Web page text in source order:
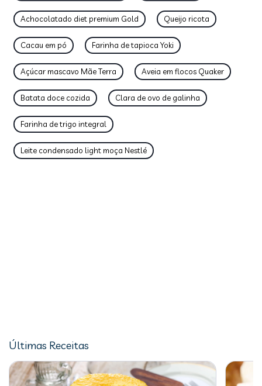
Achocolatado diet premium Gold Queijo ricota
Cacau em pó Farinha de tapioca Yoki
Açúcar mascavo Mãe Terra Aveia em flocos Quaker
Batata doce cozida Clara de ovo de galinha
Farinha de trigo integral
Leite condensado light moça Nestlé
Últimas Receitas